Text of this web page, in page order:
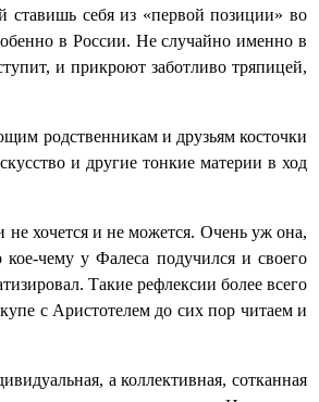
ставишь себя из «первой позиции» во
в России. Не случайно именно в
и прикроют заботливо тряпицей,
родственникам и друзьям косточки
и другие тонкие материи в ход
не хочется и не можется. Очень уж она,
чему у Фалеса подучился и своего
Такие рефлексии более всего
с Аристотелем до сих пор читаем и
а коллективная, сотканная